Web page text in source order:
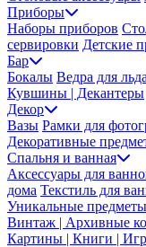
Приборы
Наборы приборов
сервировки Детские
Бар
Бокалы Ведра для
Кувшины | Декантеры
Декор
Вазы Рамки для
Декоративные
Спальня и ванная
Аксессуары для
дома Текстиль для
Уникальные предметы
Винтаж | Архивные
Картины | Книги |